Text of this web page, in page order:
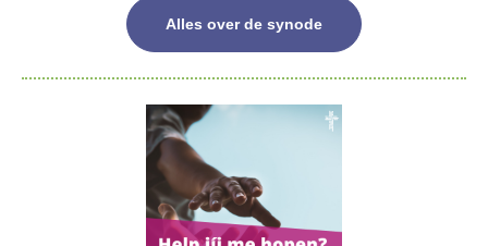
Alles over de synode